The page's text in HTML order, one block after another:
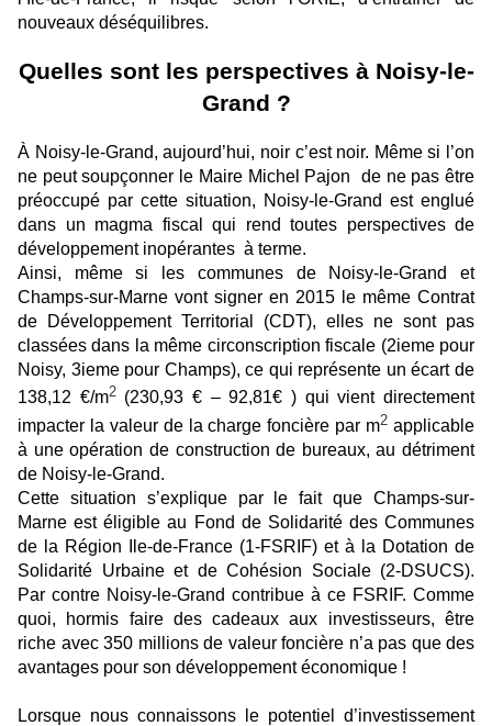
nouveaux déséquilibres.
Quelles sont les perspectives à Noisy-le-
Grand ?
À Noisy-le-Grand, aujourd’hui, noir c’est noir. Même si l’on
ne peut soupçonner le Maire Michel Pajon de ne pas être
préoccupé par cette situation, Noisy-le-Grand est englué
dans un magma fiscal qui rend toutes perspectives de
développement inopérantes à terme.
Ainsi, même si les communes de Noisy-le-Grand et
Champs-sur-Marne vont signer en 2015 le même Contrat
de Développement Territorial (CDT), elles ne sont pas
classées dans la même circonscription fiscale (2ieme pour
Noisy, 3ieme pour Champs), ce qui représente un écart de
138,12 €/m2 (230,93 € – 92,81€ ) qui vient directement
impacter la valeur de la charge foncière par m2 applicable
à une opération de construction de bureaux, au détriment
de Noisy-le-Grand.
Cette situation s’explique par le fait que Champs-sur-
Marne est éligible au Fond de Solidarité des Communes
de la Région Ile-de-France (1-FSRIF) et à la Dotation de
Solidarité Urbaine et de Cohésion Sociale (2-DSUCS).
Par contre Noisy-le-Grand contribue à ce FSRIF. Comme
quoi, hormis faire des cadeaux aux investisseurs, être
riche avec 350 millions de valeur foncière n’a pas que des
avantages pour son développement économique !
Lorsque nous connaissons le potentiel d’investissement